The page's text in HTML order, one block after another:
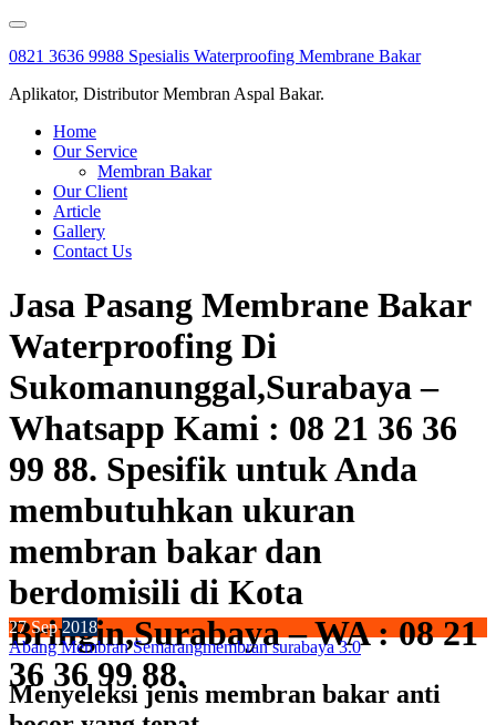
Skip
content
0821 3636 9988 Spesialis Waterproofing Membrane Bakar
Aplikator, Distributor Membran Aspal Bakar.
Home
Our Service
Membran Bakar
Our Client
Article
Gallery
Contact Us
Jasa Pasang Membrane Bakar
Waterproofing Di
Sukomanunggal,Surabaya –
Whatsapp Kami : 08 21 36 36
99 88. Spesifik untuk Anda
membutuhkan ukuran
membran bakar dan
berdomisili di Kota
Bringin,Surabaya – WA : 08 21
36 36 99 88.
27Sep2018
Abang Membran Semarangmembran surabaya 3.0
Menyeleksi jenis membran bakar anti